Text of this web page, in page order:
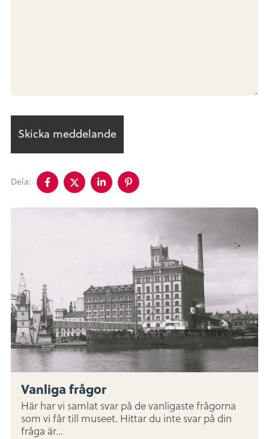
Dela:
Dela
på
Dela
på
Dela
på
Dela
på
Vanliga frågor
Här har vi samlat svar på de vanligaste frågorna
som vi får till museet. Hittar du inte svar på din
fråga är...